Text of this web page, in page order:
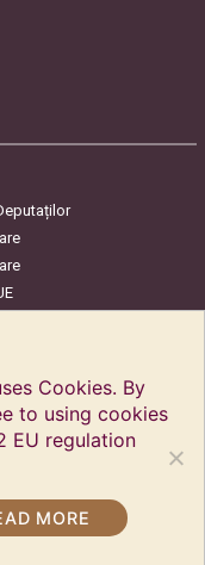
Cookies. By
to using cookies
EU regulation
MORE